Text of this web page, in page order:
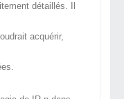
détaillés. Il
acquérir,